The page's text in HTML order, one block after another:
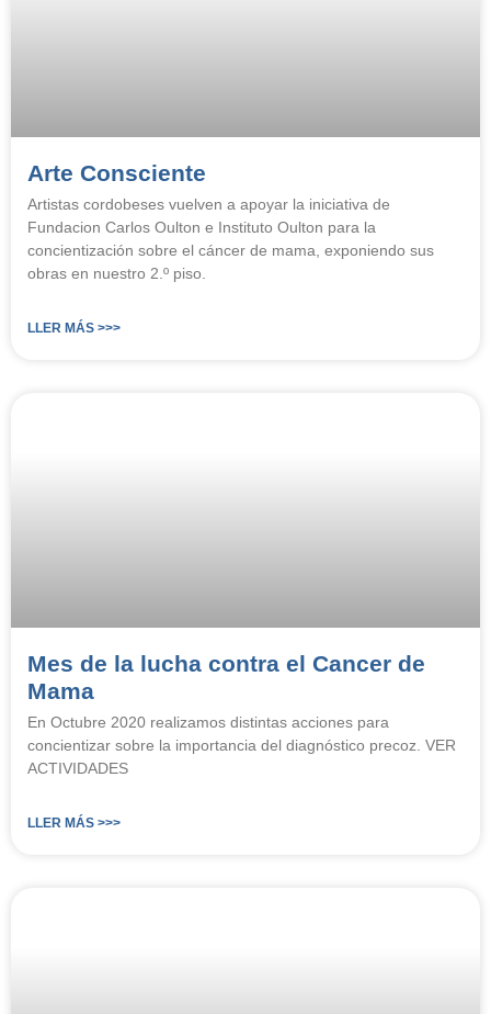
Arte Consciente
Artistas cordobeses vuelven a apoyar la iniciativa de
Fundacion Carlos Oulton e Instituto Oulton para la
concientización sobre el cáncer de mama, exponiendo sus
obras en nuestro 2.º piso.
LLER MÁS >>>
Mes de la lucha contra el Cancer de
Mama
En Octubre 2020 realizamos distintas acciones para
concientizar sobre la importancia del diagnóstico precoz. VER
ACTIVIDADES
LLER MÁS >>>